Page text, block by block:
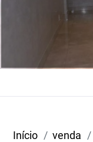
Início venda